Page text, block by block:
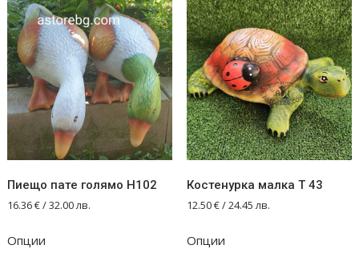
Пиещо пате голямо Н102
16.36€/ 32.00 лв.
Опции
Костенурка малка Т 43
12.50€/ 24.45 лв.
Опции